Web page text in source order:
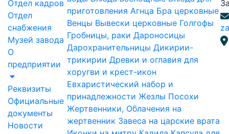
Отдел кадров
Отдел
снабжения
Музей завода
О
предприятии
Реквизиты
Официальные
документы
Новости
приготовления Агнца Бра церковные
Венцы Вывески церковные Голгофы
Гробницы, раки Дароносицы
Дарохранительницы Дикирии-
трикирии Древки и оглавия для
хоругви и крест-икон
Евхаристический набор и
принадлежности Жезлы Посохи
Жертвенники, Облачения на
жертвенник Завеса на царские врата